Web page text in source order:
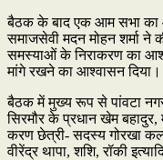
बैठक के बाद एक आम सभा का
समाजसेवी मदन मोहन शर्मा ने
समस्याओं के निराकरण का
मांगे रखने का आश्वासन दिया।
बैठक में मुख्य रूप से पांवटा नगर
सिरमौर के प्रधान खेम
करण छेत्री- सदस्य गोरखा
वीरेंद्र थापा, शशि, रॉकी